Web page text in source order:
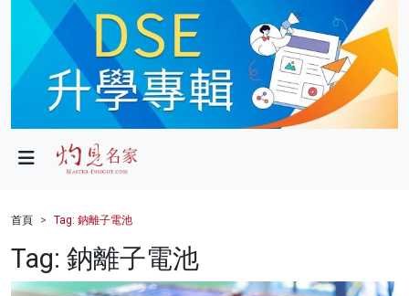
政局
財經
健康
首頁 Tag: 鈉離子電池
Tag: 鈉離子電池